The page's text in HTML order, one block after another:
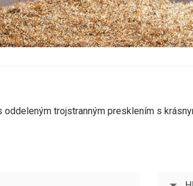
trojstranným presklením s